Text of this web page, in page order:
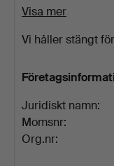
Visa mer
Vi håller stängt
Juridiskt namn:
Momsnr:
Org.nr: